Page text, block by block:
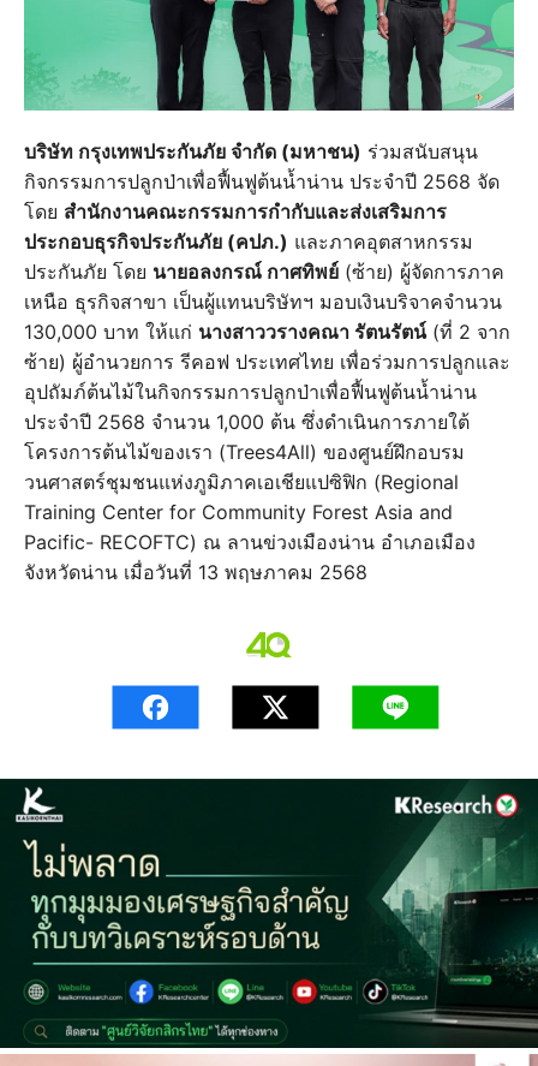
บริษัท กรุงเทพประกันภัย จำกัด (มหาชน) ร่วมสนับสนุน
กิจกรรมการปลูกป่าเพื่อฟื้นฟูต้นน้ำน่าน ประจำปี 2568 จัด
โดย สำนักงานคณะกรรมการกำกับและส่งเสริมการ
ประกอบธุรกิจประกันภัย (คปภ.) และภาคอุตสาหกรรม
ประกันภัย โดย นายอลงกรณ์ กาศทิพย์ (ซ้าย) ผู้จัดการภาค
เหนือ ธุรกิจสาขา เป็นผู้แทนบริษัทฯ มอบเงินบริจาคจำนวน
130,000 บาท ให้แก่ นางสาววรางคณา รัตนรัตน์(ที่ 2 จาก
ซ้าย) ผู้อำนวยการ รีคอฟ ประเทศไทย เพื่อร่วมการปลูกและ
อุปถัมภ์ต้นไม้ในกิจกรรมการปลูกป่าเพื่อฟื้นฟูต้นน้ำน่าน
ประจำปี 2568 จำนวน 1,000 ต้น ซึ่งดำเนินการภายใต้
โครงการต้นไม้ของเรา (Trees4All) ของศูนย์ฝึกอบรม
วนศาสตร์ชุมชนแห่งภูมิภาคเอเชียแปซิฟิก (Regional
Training Center for Community Forest Asia and
Pacific- RECOFTC) ณ ลานข่วงเมืองน่าน อำเภอเมือง
จังหวัดน่าน เมื่อวันที่ 13 พฤษภาคม 2568